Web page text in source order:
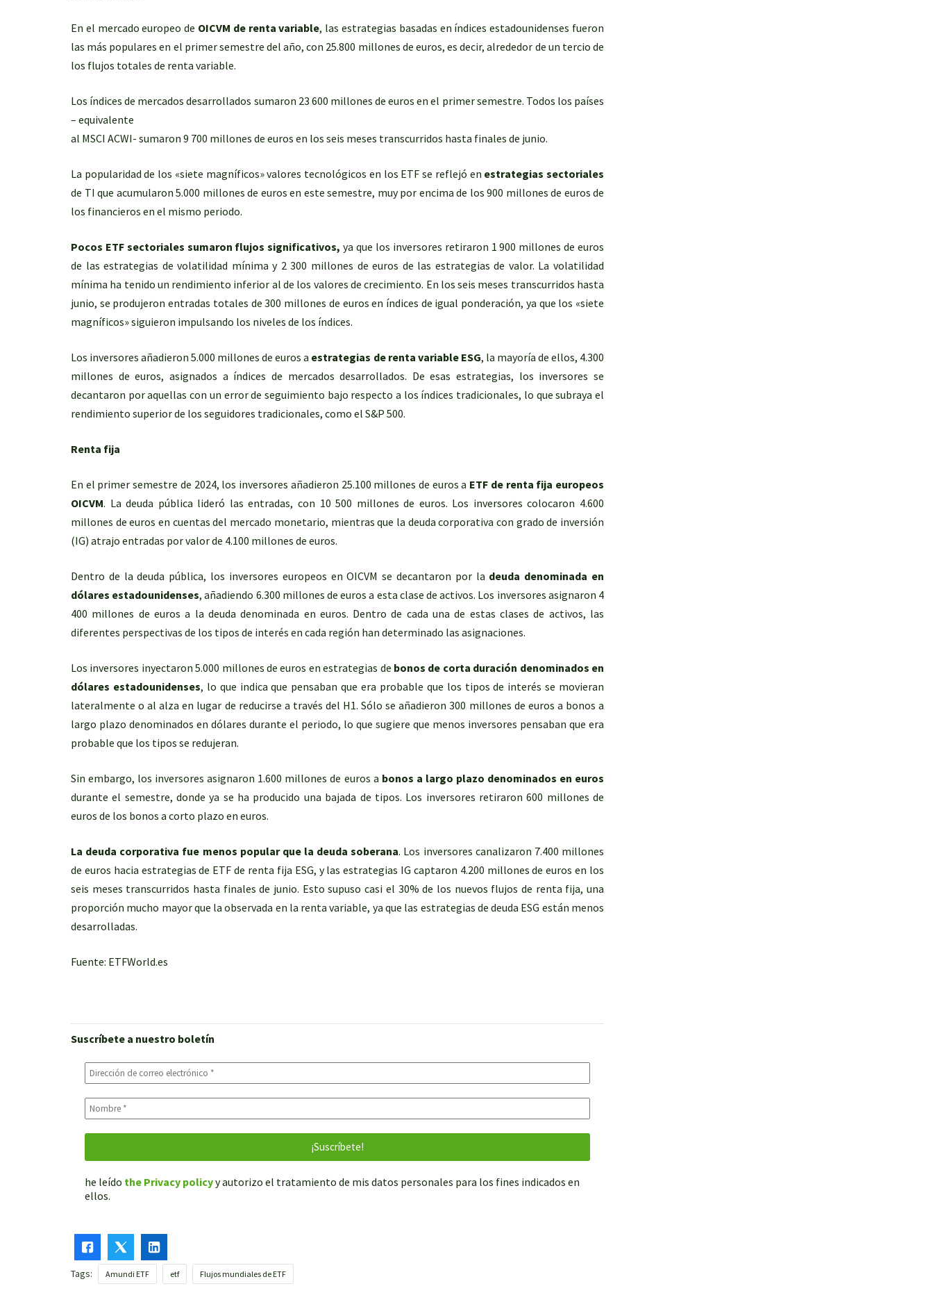
En el mercado europeo de OICVM de renta variable, las estrategias basadas en índices estadounidenses fueron
las más populares en el primer semestre del año, con 25.800 millones de euros, es decir, alrededor de un tercio de
los flujos totales de renta variable.
Los índices de mercados desarrollados sumaron 23 600 millones de euros en el primer semestre. Todos los países
– equivalente
al MSCI ACWI- sumaron 9 700 millones de euros en los seis meses transcurridos hasta finales de junio.
La popularidad de los «siete magníficos» valores tecnológicos en los ETF se reflejó en estrategias sectoriales
de TI que acumularon 5.000 millones de euros en este semestre, muy por encima de los 900 millones de euros de
los financieros en el mismo periodo.
Pocos ETF sectoriales sumaron flujos significativos, ya que los inversores retiraron 1 900 millones de euros
de las estrategias de volatilidad mínima y 2 300 millones de euros de las estrategias de valor. La volatilidad
mínima ha tenido un rendimiento inferior al de los valores de crecimiento. En los seis meses transcurridos hasta
junio, se produjeron entradas totales de 300 millones de euros en índices de igual ponderación, ya que los «siete
magníficos» siguieron impulsando los niveles de los índices.
Los inversores añadieron 5.000 millones de euros a estrategias de renta variable ESG, la mayoría de ellos, 4.300
millones de euros, asignados a índices de mercados desarrollados. De esas estrategias, los inversores se
decantaron por aquellas con un error de seguimiento bajo respecto a los índices tradicionales, lo que subraya el
rendimiento superior de los seguidores tradicionales, como el S&P 500.
Renta fija
En el primer semestre de 2024, los inversores añadieron 25.100 millones de euros a ETF de renta fija europeos
OICVM. La deuda pública lideró las entradas, con 10 500 millones de euros. Los inversores colocaron 4.600
millones de euros en cuentas del mercado monetario, mientras que la deuda corporativa con grado de inversión
(IG) atrajo entradas por valor de 4.100 millones de euros.
Dentro de la deuda pública, los inversores europeos en OICVM se decantaron por la deuda denominada en
dólares estadounidenses, añadiendo 6.300 millones de euros a esta clase de activos. Los inversores asignaron 4
400 millones de euros a la deuda denominada en euros. Dentro de cada una de estas clases de activos, las
diferentes perspectivas de los tipos de interés en cada región han determinado las asignaciones.
Los inversores inyectaron 5.000 millones de euros en estrategias de bonos de corta duración denominados en
dólares estadounidenses, lo que indica que pensaban que era probable que los tipos de interés se movieran
lateralmente o al alza en lugar de reducirse a través del H1. Sólo se añadieron 300 millones de euros a bonos a
largo plazo denominados en dólares durante el periodo, lo que sugiere que menos inversores pensaban que era
probable que los tipos se redujeran.
Sin embargo, los inversores asignaron 1.600 millones de euros a bonos a largo plazo denominados en euros
durante el semestre, donde ya se ha producido una bajada de tipos. Los inversores retiraron 600 millones de
euros de los bonos a corto plazo en euros.
La deuda corporativa fue menos popular que la deuda soberana. Los inversores canalizaron 7.400 millones
de euros hacia estrategias de ETF de renta fija ESG, y las estrategias IG captaron 4.200 millones de euros en los
seis meses transcurridos hasta finales de junio. Esto supuso casi el 30% de los nuevos flujos de renta fija, una
proporción mucho mayor que la observada en la renta variable, ya que las estrategias de deuda ESG están menos
desarrolladas.
Fuente: ETFWorld.es
Suscríbete a nuestro boletín
he leído the Privacy policyy autorizo el tratamiento de mis datos personales para los fines indicados en
ellos.
Tags: Amundi ETF etf Flujos mundiales de ETF